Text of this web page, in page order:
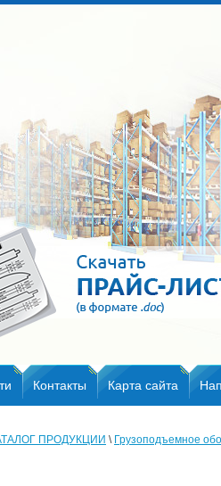
Контакты Карта сайта
ПРОДУКЦИИ \ Грузоподъемное